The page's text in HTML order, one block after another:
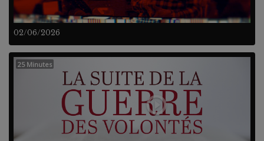
02/06/2026
25 Minutes